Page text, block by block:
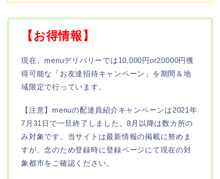
【お得情報】
現在、menuデリバリーでは10,000円or20000円獲
得可能な「お友達招待キャンペーン」を期間＆地
域限定で行っています。
【注意】menuの配達員紹介キャンペーンは2021年
7月31日で一旦終了しました。8月以降は数カ所の
み対象です。当サイトは最新情報の掲載に努めま
すが、念のため登録時に登録ページにて現在の対
象都市をご確認ください。